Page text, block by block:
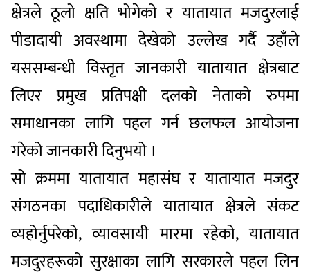
क्षेत्रले ठूलो क्षति भोगेको र यातायात मजदुरलाई
पीडादायी अवस्थामा देखेको उल्लेख गर्दै उहाँले
यससम्बन्धी विस्तृत जानकारी यातायात क्षेत्रबाट
लिएर प्रमुख प्रतिपक्षी दलको नेताको रुपमा
समाधानका लागि पहल गर्न छलफल आयोजना
गरेको जानकारी दिनुभयो ।
सो क्रममा यातायात महासंघ र यातायात मजदुर
संगठनका पदाधिकारीले यातायात क्षेत्रले संकट
व्यहोर्नुपरेको, व्यावसायी मारमा रहेको, यातायात
मजदुरहरूको सुरक्षाका लागि सरकारले पहल लिन